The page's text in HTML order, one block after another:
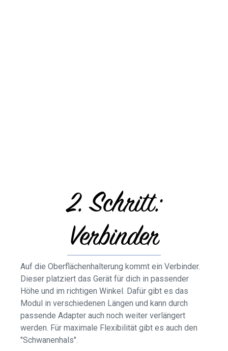
2. Schritt:
Verbinder
Auf die Oberflächenhalterung kommt ein Verbinder.
Dieser platziert das Gerät für dich in passender
Höhe und im richtigen Winkel. Dafür gibt es das
Modul in verschiedenen Längen und kann durch
passende Adapter auch noch weiter verlängert
werden. Für maximale Flexibilität gibt es auch den
"Schwanenhals".